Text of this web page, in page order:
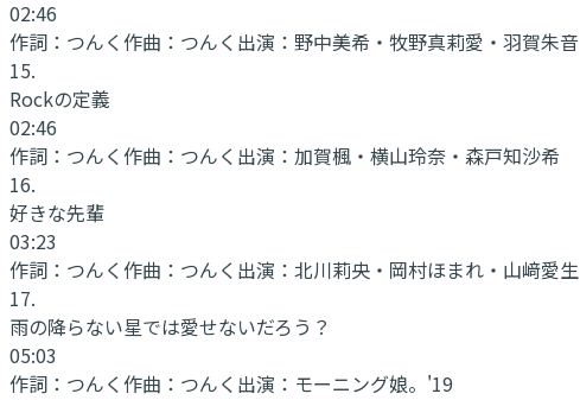
02:46
作詞： つんく作曲： つんく 出演： 野中美希・牧野真莉愛・羽賀朱音
15.
Rockの定義
02:46
作詞： つんく作曲： つんく 出演： 加賀楓・横山玲奈・森戸知沙希
16.
好きな先輩
03:23
作詞： つんく作曲： つんく 出演： 北川莉央・岡村ほまれ・山﨑愛生
17.
雨の降らない星では愛せないだろう？
05:03
作詞： つんく作曲： つんく 出演： モーニング娘。'19